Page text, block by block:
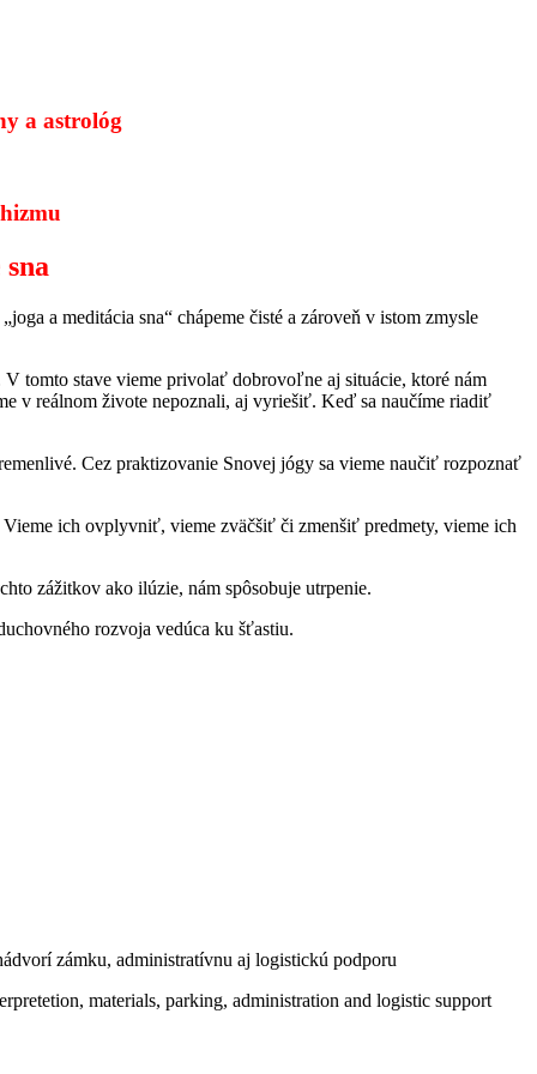
a astrológ
a meditácia sna“ chápeme čisté a zároveň v istom zmysle
tomto stave vieme privolať dobrovoľne aj situácie, ktoré nám
v reálnom živote nepoznali, aj vyriešiť. Keď sa naučíme riadiť
Cez praktizovanie Snovej jógy sa vieme naučiť rozpoznať
ich ovplyvniť, vieme zväčšiť či zmenšiť predmety, vieme ich
zážitkov ako ilúzie, nám spôsobuje utrpenie.
rozvoja vedúca ku šťastiu.
zámku, administratívnu aj logistickú podporu
materials, parking, administration and logistic support